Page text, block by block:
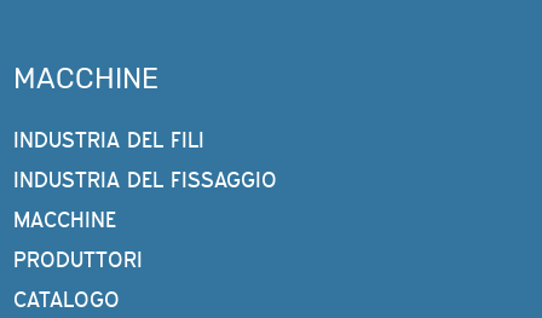
MACCHINE
INDUSTRIA DEL FILI
INDUSTRIA DEL FISSAGGIO
MACCHINE
PRODUTTORI
CATALOGO